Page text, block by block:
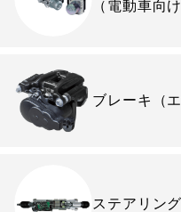
（電動車向け
ブレーキ （
ステアリン